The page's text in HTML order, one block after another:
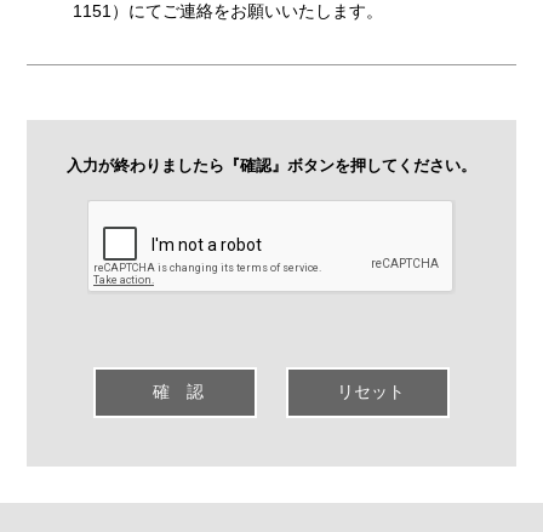
1151）にてご連絡をお願いいたします。
入力が終わりましたら『確認』ボタンを押してください。